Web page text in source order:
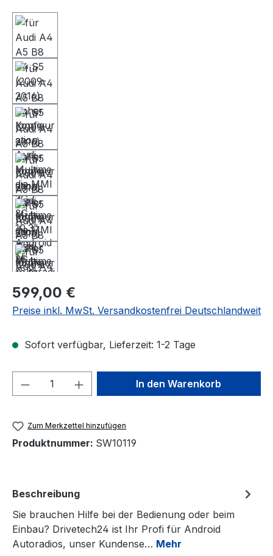
Regulärer Preis:
599,00 €
Preise inkl. MwSt. Versandkostenfrei Deutschlandweit
Sofort verfügbar, Lieferzeit: 1-2 Tage
Produkt Anzahl: Gib denIn den Warenkorb
Zum Merkzettel hinzufügen
Produktnummer: SW10119
Beschreibung
Sie brauchen Hilfe bei der Bedienung oder beim
Einbau? Drivetech24 ist Ihr Profi für Android
Autoradios, unser Kundense… Mehr